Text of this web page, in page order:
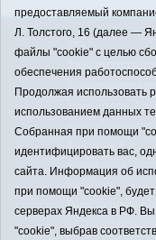
12+
ЗАВОДОУКОВСК
Учредитель:
центр
E-mail:
Политика
14.07.2016г.
предоставляемый
Л. Толстого, 16 (далее —
файлы "cookie" с целью
обеспечения
Продолжая использовать
использованием данных
Собранная при помощи
идентифицировать вас,
сайта. Информация об
при помощи "cookie",
серверах Яндекса в РФ. Вы
"cookie", выбрав